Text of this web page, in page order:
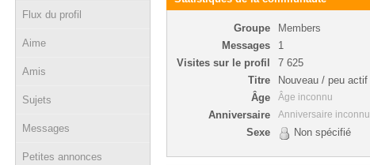
Flux du profil
Aime
Amis
Sujets
Messages
Petites annonces
Groupe
Members
Messages
1
Visites sur le profil
7 625
Titre
Nouveau / peu actif
Âge
Âge inconnu
Anniversaire Anniversaire inconnu
Sexe Non spécifié